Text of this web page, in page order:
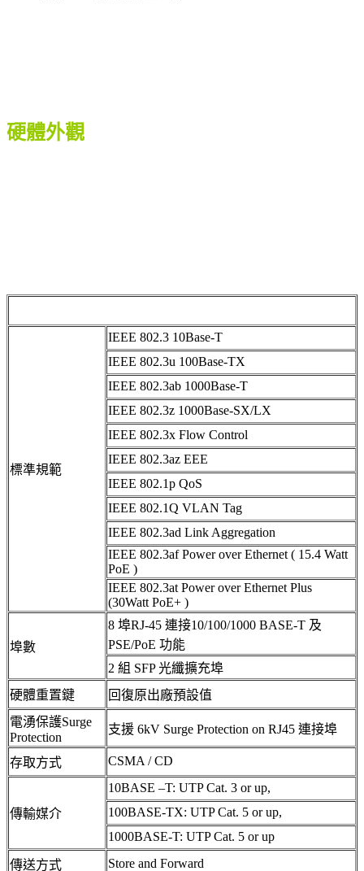
硬體外觀
標準規範
IEEE 802.3 10Base-T
IEEE 802.3u 100Base-TX
IEEE 802.3ab 1000Base-T
IEEE 802.3z 1000Base-SX/LX
IEEE 802.3x Flow Control
IEEE 802.3az EEE
IEEE 802.1p QoS
IEEE 802.1Q VLAN Tag
IEEE 802.3ad Link Aggregation
IEEE 802.3af Power over Ethernet ( 15.4 Watt
PoE )
IEEE 802.3at Power over Ethernet Plus
(30Watt PoE+ )
埠數
8 埠RJ-45 連接10/100/1000 BASE-T 及
PSE/PoE 功能
2 組 SFP 光纖擴充埠
硬體重置鍵
回復原出廠預設值
電湧保護Surge
Protection
支援 6kV Surge Protection on RJ45 連接埠
存取方式 CSMA / CD
傳輸媒介
10BASE –T: UTP Cat. 3 or up,
100BASE-TX: UTP Cat. 5 or up,
1000BASE-T: UTP Cat. 5 or up
傳送方式 Store and Forward